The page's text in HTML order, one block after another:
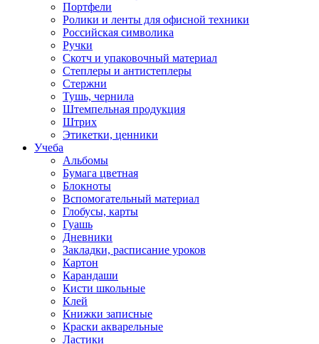
Портфели
Ролики и ленты для офисной техники
Российская символика
Ручки
Скотч и упаковочный материал
Степлеры и антистеплеры
Стержни
Тушь, чернила
Штемпельная продукция
Штрих
Этикетки, ценники
Учеба
Альбомы
Бумага цветная
Блокноты
Вспомогательный материал
Глобусы, карты
Гуашь
Дневники
Закладки, расписание уроков
Картон
Карандаши
Кисти школьные
Клей
Книжки записные
Краски акварельные
Ластики